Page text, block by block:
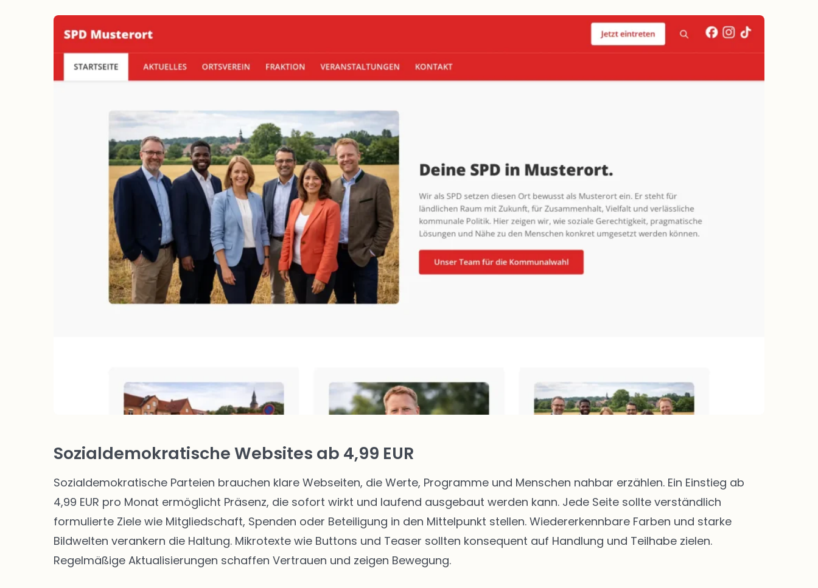
Wahlkampf auf Facebook
alle Altersgruppen
Sozialdemokratische Websites ab 4,99 EUR
Sozialdemokratische Parteien brauchen klare Webseiten, die Werte, Programme und Menschen nahbar erzählen. Ein Einstieg ab
4,99 EUR pro Monat ermöglicht Präsenz, die sofort wirkt und laufend ausgebaut werden kann. Jede Seite sollte verständlich
formulierte Ziele wie Mitgliedschaft, Spenden oder Beteiligung in den Mittelpunkt stellen. Wiedererkennbare Farben und starke
Bildwelten verankern die Haltung. Mikrotexte wie Buttons und Teaser sollten konsequent auf Handlung und Teilhabe zielen.
Regelmäßige Aktualisierungen schaffen Vertrauen und zeigen Bewegung.